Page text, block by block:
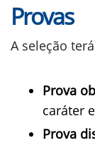
Provas
A seleção
Prova
caráter
Prova